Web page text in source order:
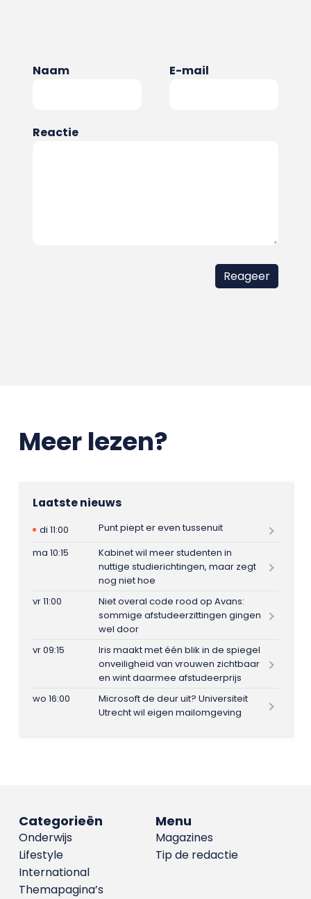
Naam E-mail
Reactie
Meer lezen?
Laatste nieuws
di 11:00
Punt piept er even tussenuit
ma 10:15
Kabinet wil meer studenten in
nuttige studierichtingen, maar zegt
nog niet hoe
vr 11:00
Niet overal code rood op Avans:
sommige afstudeerzittingen gingen
wel door
vr 09:15
Iris maakt met één blik in de spiegel
onveiligheid van vrouwen zichtbaar
en wint daarmee afstudeerprijs
wo 16:00
Microsoft de deur uit? Universiteit
Utrecht wil eigen mailomgeving
Menu
Magazines
Tip de redactie
Categorieën
Onderwijs
Lifestyle
International
Themapagina’s